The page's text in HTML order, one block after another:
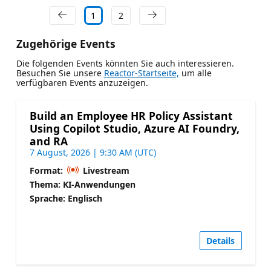
1 2
Zugehörige Events
Die folgenden Events könnten Sie auch interessieren.
Besuchen Sie unsere Reactor-Startseite, um alle
verfügbaren Events anzuzeigen.
Build an Employee HR Policy Assistant
Using Copilot Studio, Azure AI Foundry,
and RA
7 August, 2026 | 9:30 AM (UTC)
Format:
Livestream
Thema: KI-Anwendungen
Sprache: Englisch
Details